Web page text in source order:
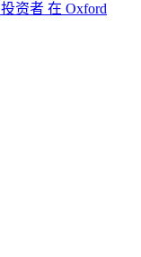
投资者 在 Oxford